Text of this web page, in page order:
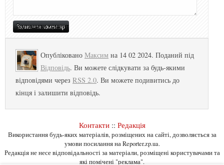
Опубліковано Максим на 14 02 2024. Поданий під
Відповідь. Ви можете слідкувати за будь-якими
відповідями через RSS 2.0. Ви можете подивитись до
кінця і залишити відповідь.
Контакти:: Редакція
Використання будь-яких матеріалів, розміщених на сайті, дозволяється за
умови посилання на Reporter.zp.ua.
Редакція не несе відповідальності за матеріали, розміщені користувачами та
які помічені "реклама".